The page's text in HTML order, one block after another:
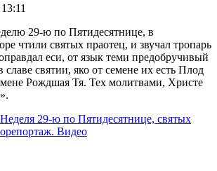
29-ю по Пятидесятнице, в
чтили святых праотец, и звучал тропарь
еси, от язык теми предобручивый
славе святии, яко от семене их есть Плод
Рождшая Тя. Тех молитвами, Христе
29-ю по Пятидесятнице, святых
Видео